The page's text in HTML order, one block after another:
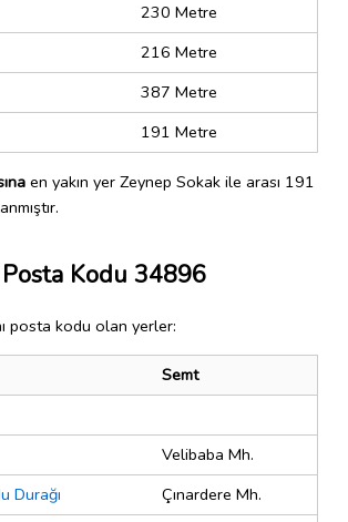
230 Metre
216 Metre
387 Metre
191 Metre
en yakın yer Zeynep Sokak ile arası 191
Kodu 34896
posta kodu olan yerler:
Semt
Velibaba Mh.
Durağı
Çınardere Mh.